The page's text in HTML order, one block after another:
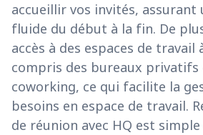
accueillir vos invités, assurant
fluide du début à la fin. De
accès à des espaces de travail
compris des bureaux privatifs
coworking, ce qui facilite la
besoins en espace de travail.
de réunion avec HQ est